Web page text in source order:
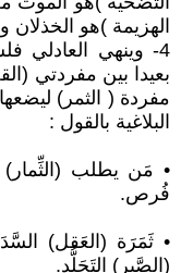
الهزيمة )هو
4- وينهي العادلي
بعيدا بين مفردتي
مفردة ( الثمر)
البلاغية بالقول :
• مَن يطلب
فُرص.
• ثَمَرَة (العَقل)
(الصَّبر) التَجَلُّد.